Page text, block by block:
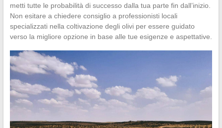
metti tutte le probabilità di successo dalla tua parte fin dall’inizio.
Non esitare a chiedere consiglio a professionisti locali
specializzati nella coltivazione degli olivi per essere guidato
verso la migliore opzione in base alle tue esigenze e aspettative.